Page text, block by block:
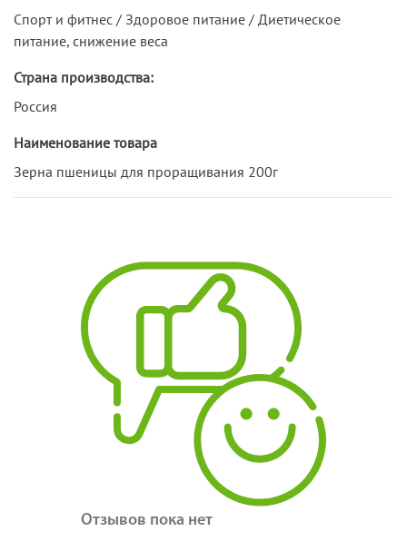
Спорт и фитнес / Здоровое питание / Диетическое
питание, снижение веса
Страна производства:
Россия
Наименование товара
Зерна пшеницы для проращивания 200г
Отзывов пока нет